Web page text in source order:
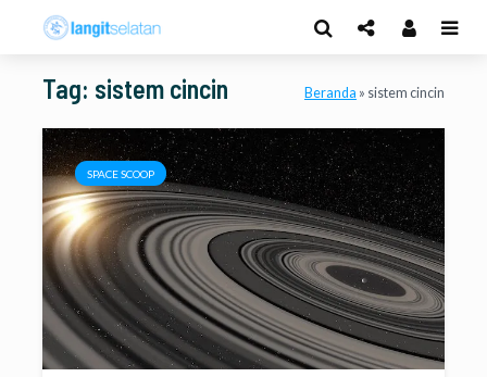
Tag: sistem cincin Beranda » sistem cincin
SPACE SCOOP